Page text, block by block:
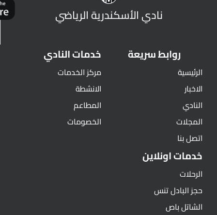
نادي الأسكندرية الرياضي
روابط سريعة
الرئيسية
الاخبار
النادي
المجلات
اتصل بنا
خدمات النادي
مركز الخدمات
الانشطة
المطاعم
الخصومات
خدمات اونلاين
الرحلات
حجز البادل تنس
الشاتل باص